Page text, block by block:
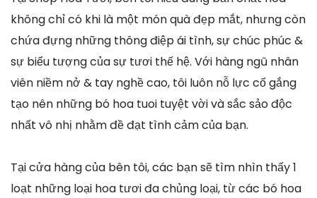
không chỉ có khi là một món quà đẹp mắt, nhưng còn
chứa đựng những thông điệp ái tình, sự chúc phúc &
sự biểu tượng của sự tươi thế hệ. Với hàng ngũ nhân
viên niềm nở & tay nghề cao, tôi luôn nỗ lực cố gắng
tạo nên những bó hoa tuoi tuyệt vời và sắc sảo độc
nhất vô nhị nhằm đề đạt tình cảm của bạn.
Tại cửa hàng của bên tôi, các bạn sẽ tìm nhìn thấy 1
loạt những loại hoa tươi đa chủng loại, từ các bó hoa